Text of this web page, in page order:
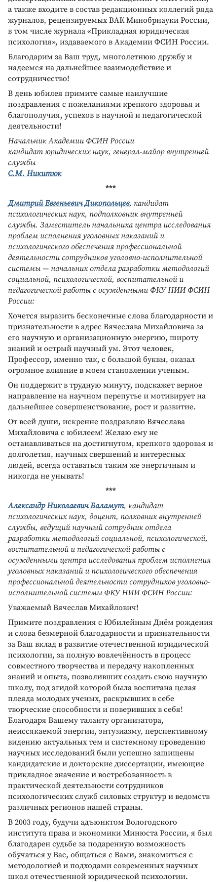
а также входите в состав редакционных коллегий ряда
журналов, рецензируемых ВАК Минобрнауки России,
в том числе журнала «Прикладная юридическая
психология», издаваемого в Академии ФСИН России.
Благодарим за Ваш труд, многолетнюю дружбу и
надеемся на дальнейшее взаимодействие и
сотрудничество!
В день юбилея примите самые наилучшие
поздравления с пожеланиями крепкого здоровья и
благополучия, успехов в научной и педагогической
деятельности!
Начальник Академии ФСИН России
кандидат юридических наук, генерал-майор внутренней
службы
С.М. Никитюк
***
Дмитрий Евгеньевич Дикопольцев, кандидат
психологических наук, подполковник внутренней
службы. Заместитель начальника центра исследования
проблем исполнения уголовных наказаний и
психологического обеспечения профессиональной
деятельности сотрудников уголовно-исполнительной
системы — начальник отдела разработки методологий
социальной, психологической, воспитательной и
педагогической работы с осужденными ФКУ НИИ ФСИН
России:
Хочется выразить бесконечные слова благодарности и
признательности в адрес Вячеслава Михайловича за
его научную и организационную энергию, широту
знаний и острый научный ум. Этот человек,
Профессор, именно так, с большой буквы, оказал
огромное влияние в моем становлении ученым.
Он поддержит в трудную минуту, подскажет верное
направление на научном перепутье и мотивирует на
дальнейшее совершенствование, рост и развитие.
От всей души, искренне поздравляю Вячеслава
Михайловича с юбилеем! Желаю ему не
останавливаться на достигнутом, крепкого здоровья и
долголетия, научных свершений и интересных
людей, всегда оставаться таким же энергичным и
никогда не унывать!
***
Александр Николаевич Баламут, кандидат
психологических наук, доцент, полковник внутренней
службы, ведущий научный сотрудник отдела
разработки методологий социальной, психологической,
воспитательной и педагогической работы с
осужденными центра исследования проблем исполнения
уголовных наказаний и психологического обеспечения
профессиональной деятельности сотрудников уголовно-
исполнительной системы ФКУ НИИ ФСИН России:
Уважаемый Вячеслав Михайлович!
Примите поздравления с Юбилейным Днём рождения
и слова безмерной благодарности и признательности
за Ваш вклад в развитие отечественной юридической
психологии, за полную вовлечённость в процесс
совместного творчества и передачу накопленных
знаний и опыта, позволивших создать свою научную
школу, под эгидой которой была воспитана целая
плеяда молодых ученых, раскрывших в себе
творческие способности и поверивших в себя!
Благодаря Вашему таланту организатора,
неиссякаемой энергии, энтузиазму, перспективному
видению актуальных тем и системному проведению
научных исследований были успешно защищены
кандидатские и докторские диссертации, имеющие
прикладное значение и востребованность в
практической деятельности сотрудников
психологических служб силовых структур и ведомств
различных регионов нашей страны.
В 2003 году, будучи адъюнктом Вологодского
института права и экономики Минюста России, я был
благодарен судьбе за подаренную возможность
обучаться у Вас, общаться с Вами, знакомиться с
методологией и подходами современных научных
школ отечественной юридической психологии.